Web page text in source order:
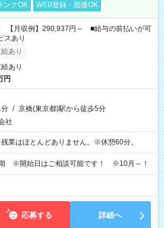
ンクOK WEB登録・面接OK
【月収例】290,937円～ ■給与の前払いが可
スあり
あり
あり
円
/ 京橋(東京都)駅から徒歩5分
社
はほとんどありません。※休憩60分。
※開始日はご相談可能です！ ※10月～！
応募する 詳細へ